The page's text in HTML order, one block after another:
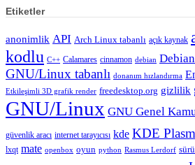
Etiketler
anonimlik API Arch Linux tabanlı açık kaynak
kodlu C++ Calamares cinnamon debian
GNU/Linux tabanlı donanım hızlandırma
Etkileşimli 3D grafik render freedesktop.org gizlilik
GNU/Linux GNU Genel
güvenlik aracı internet tarayıcısı kde KDE
lxqt mate openbox oyun python Rasmus Lerdorf